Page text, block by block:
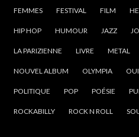
FEMMES FESTIVAL FILM
HIP HOP HUMOUR JAZZ
LA PARIZIENNE LIVRE METAL
NOUVEL ALBUM OLYMPIA
POLITIQUE POP POÉSIE
ROCKABILLY ROCK N ROLL